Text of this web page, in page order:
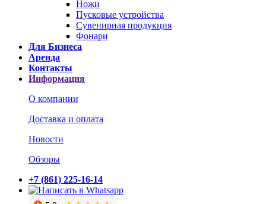
Ножи
Пусковые устройства
Сувенирная продукция
Фонари
Для Бизнеса
Аренда
Контакты
Информация
О компании
Доставка и оплата
Новости
Обзоры
+7 (861) 225-16-14